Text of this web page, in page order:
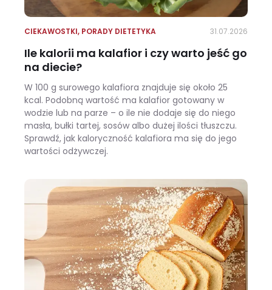
CIEKAWOSTKI, PORADY DIETETYKA 31.07.2026
Ile kalorii ma kalafior i czy warto jeść go
na diecie?
W 100 g surowego kalafiora znajduje się około 25
kcal. Podobną wartość ma kalafior gotowany w
wodzie lub na parze – o ile nie dodaje się do niego
masła, bułki tartej, sosów albo dużej ilości tłuszczu.
Sprawdź, jak kaloryczność kalafiora ma się do jego
wartości odżywczej.